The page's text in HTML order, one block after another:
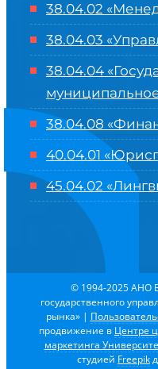
38.04.02
38.04.03
38.04.04
38.04.08
40.04.01
45.04.02
© 1994-2025 АНО
государственного
рынка» |
продвижение в Центре
маркетинга
студией Freepik